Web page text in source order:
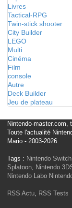
Livres
Tactical-RPG
Twin-stick shooter
City Builder
LEGO
Multi
Cinéma
Film
console
Autre
Deck Builder
Jeu de plateau
Nintendo-master.com,
Toute l'actualité
Mario - 2003-2026
Tags : Nintendo Switch
Splatoon, Nintendo
Nintendo Labo
RSS Actu, RSS Tests